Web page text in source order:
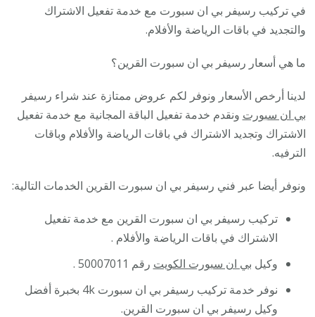
في تركيب رسيفر بي ان سبورت مع خدمة تفعيل الاشتراك
والتجديد في باقات الرياضة والأفلام.
ما هي أسعار رسيفر بي ان سبورت القرين؟
لدينا أرخص الأسعار ونوفر لكم عروض ممتازة عند شراء رسيفر
بي ان سبورت ونقدم خدمة تفعيل الباقة المجانية مع خدمة تفعيل
الاشتراك وتجديد الاشتراك في باقات الرياضة والأفلام وباقات
الترفيه.
ونوفر أيضا عبر فني رسيفر بي ان سبورت القرين الخدمات التالية:
تركيب رسيفر بي ان سبورت القرين مع خدمة تفعيل
الاشتراك في باقات الرياضة والأفلام .
وكيل بي ان سبورت الكويت رقم 50007011 .
نوفر خدمة تركيب رسيفر بي ان سبورت 4k بخبرة أفضل
وكيل رسيفر بي ان سبورت القرين.